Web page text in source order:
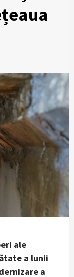
ale
a lunii
a